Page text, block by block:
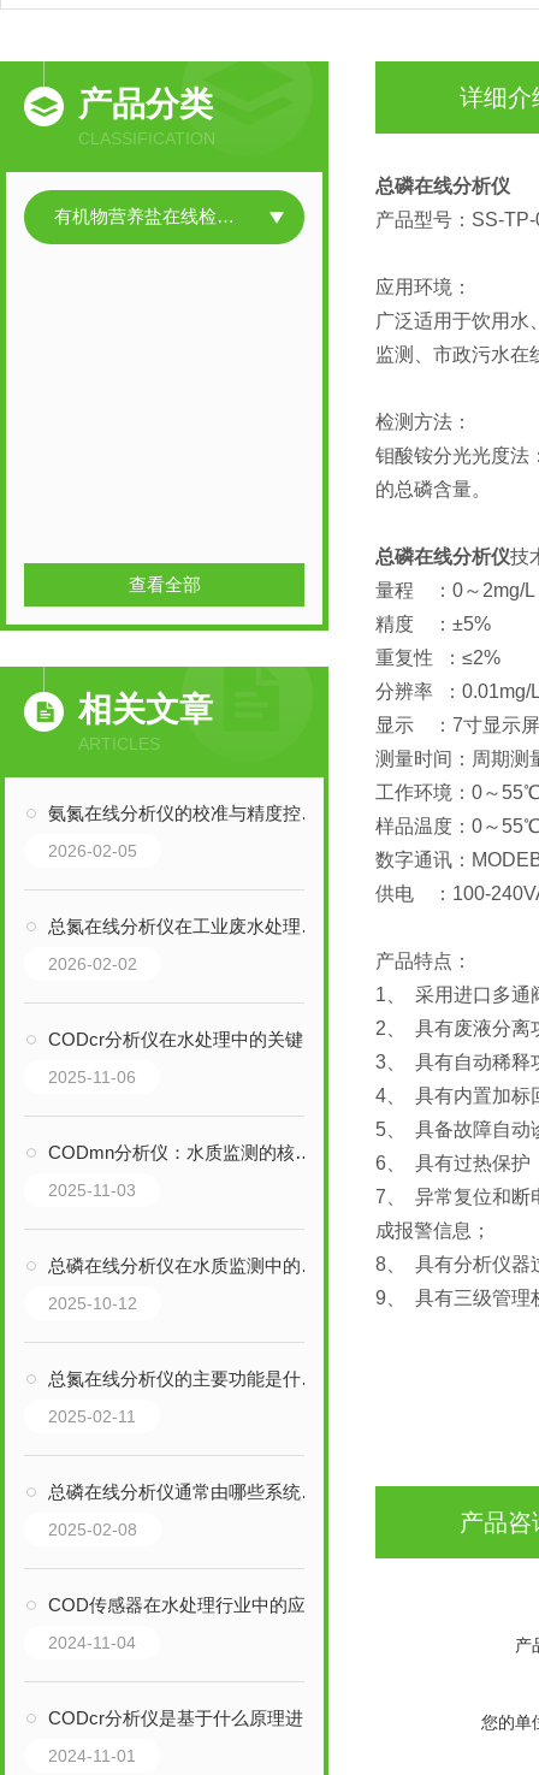
产品分类
CLASSIFICATION
有机物营养盐在线检测产品
查看全部
相关文章
ARTICLES
氨氮在线分析仪的校准与精度控制方法
2026-02-05
总氮在线分析仪在工业废水处理中的重要性
2026-02-02
CODcr分析仪在水处理中的关键作用
2025-11-06
CODmn分析仪：水质监测的核心工具
2025-11-03
总磷在线分析仪在水质监测中的应用
2025-10-12
总氮在线分析仪的主要功能是什么？
2025-02-11
总磷在线分析仪通常由哪些系统组成？
2025-02-08
COD传感器在水处理行业中的应用
2024-11-04
CODcr分析仪是基于什么原理进行工作的？
2024-11-01
详细介
总磷在线分析仪
产品型号：SS-
应用环境：
广泛适用于饮用水
监测、市政污水在
检测方法：
钼酸铵分光光度法
的总磷含量。
总磷在线分析仪技
量程 ：0～2mg/L
精度 ：±5%
重复性 ：≤2%
分辨率 ：0.01mg/
显示 ：7寸显示屏
测量时间：周期测
工作环境：0～
样品温度：0～
数字通讯：
供电 ：100-
产品特点：
1、 采用进口多通
2、 具有废液分离
3、 具有自动稀释
4、 具有内置加标
5、 具备故障自动
6、 具有过热保护
7、 异常复位和断
成报警信息；
8、 具有分析仪器
9、 具有三级管理
产品咨
产
您的单